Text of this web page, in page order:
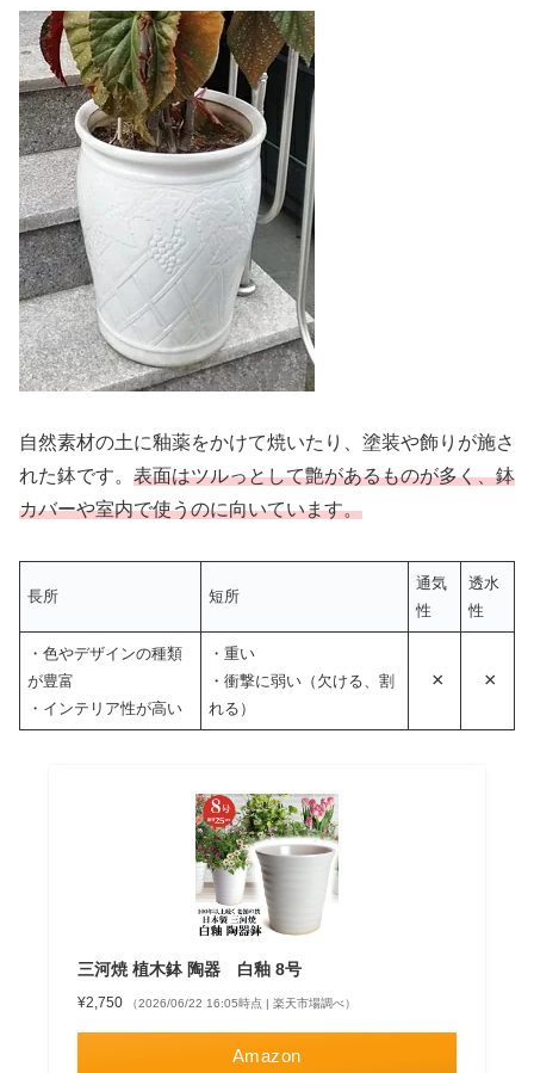
自然素材の土に釉薬をかけて焼いたり、塗装や飾りが施さ
れた鉢です。 表面はツルっとして艶があるものが多く、鉢
カバーや室内で使うのに向いています。
長所 短所
通気
性
透水
性
・色やデザインの種類
が豊富
・インテリア性が高い
・重い
・衝撃に弱い（欠ける、割
れる）
× ×
三河焼 植木鉢 陶器 白釉 8号
¥2,750 （2026/06/22 16:05時点 | 楽天市場調べ）
Amazon